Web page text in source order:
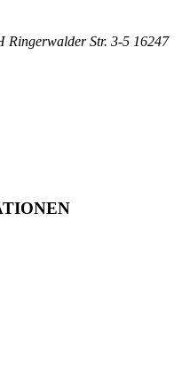
Ringerwalder Str. 3-5 16247